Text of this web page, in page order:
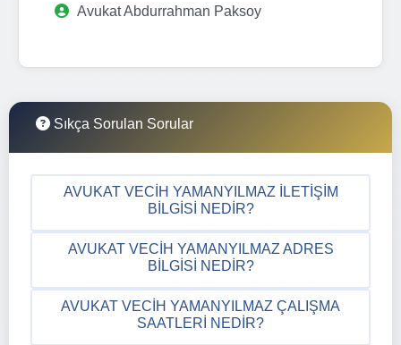
Avukat Abdurrahman Paksoy
Sıkça Sorulan Sorular
AVUKAT VECIH YAMANYILMAZ İLETIŞIM
BILGISI NEDIR?
AVUKAT VECIH YAMANYILMAZ ADRES
BILGISI NEDIR?
AVUKAT VECIH YAMANYILMAZ ÇALIŞMA
SAATLERI NEDIR?